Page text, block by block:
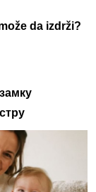
da izdrži?